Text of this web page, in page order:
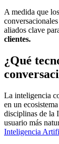
A medida que los
aliados clave
clientes.
¿Qué
La inteligencia
en un
disciplinas de la
usuario más
Inteligencia